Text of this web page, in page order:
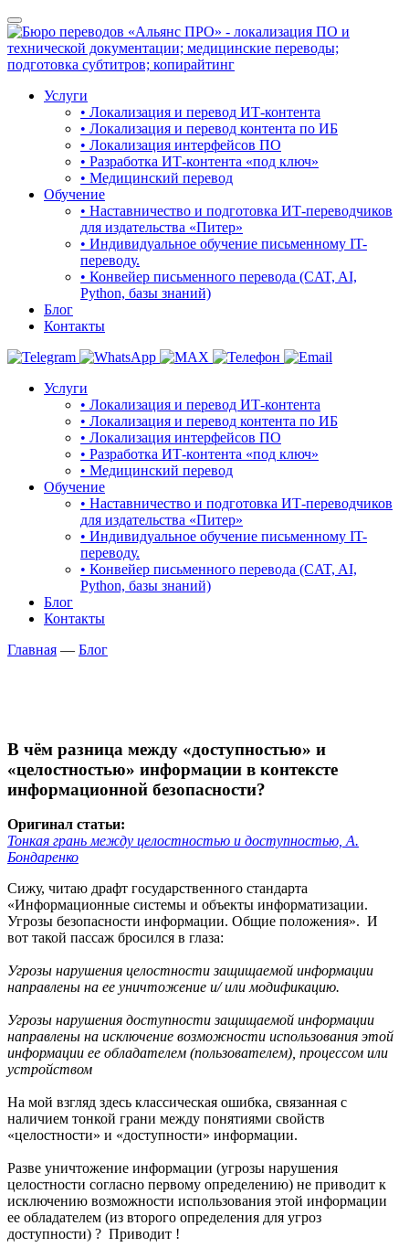
Услуги
• Локализация и перевод ИТ-контента
• Локализация и перевод контента по ИБ
• Локализация интерфейсов ПО
• Разработка ИТ-контента «под ключ»
• Медицинский перевод
Обучение
• Наставничество и подготовка ИТ-переводчиков
для издательства «Питер»
• Индивидуальное обучение письменному IT-
переводу.
• Конвейер письменного перевода (CAT, AI,
Python, базы знаний)
Блог
Контакты
Услуги
• Локализация и перевод ИТ-контента
• Локализация и перевод контента по ИБ
• Локализация интерфейсов ПО
• Разработка ИТ-контента «под ключ»
• Медицинский перевод
Обучение
• Наставничество и подготовка ИТ-переводчиков
для издательства «Питер»
• Индивидуальное обучение письменному IT-
переводу.
• Конвейер письменного перевода (CAT, AI,
Python, базы знаний)
Блог
Контакты
Главная — Блог
В чём разница между «доступностью» и
«целостностью» информации в контексте
информационной безопасности?
Оригинал статьи:
Тонкая грань между целостностью и доступностью, А.
Бондаренко
Сижу, читаю драфт государственного стандарта
«Информационные системы и объекты информатизации.
Угрозы безопасности информации. Общие положения». И
вот такой пассаж бросился в глаза:
Угрозы нарушения целостности защищаемой информации
направлены на ее уничтожение и/ или модификацию.
Угрозы нарушения доступности защищаемой информации
направлены на исключение возможности использования этой
информации ее обладателем (пользователем), процессом или
устройством
На мой взгляд здесь классическая ошибка, связанная с
наличием тонкой грани между понятиями свойств
«целостности» и «доступности» информации.
Разве уничтожение информации (угрозы нарушения
целостности согласно первому определению) не приводит к
исключению возможности использования этой информации
ее обладателем (из второго определения для угроз
доступности) ? Приводит !